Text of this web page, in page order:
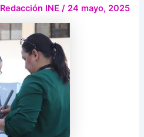
Redacción INE/ 24 mayo, 2025